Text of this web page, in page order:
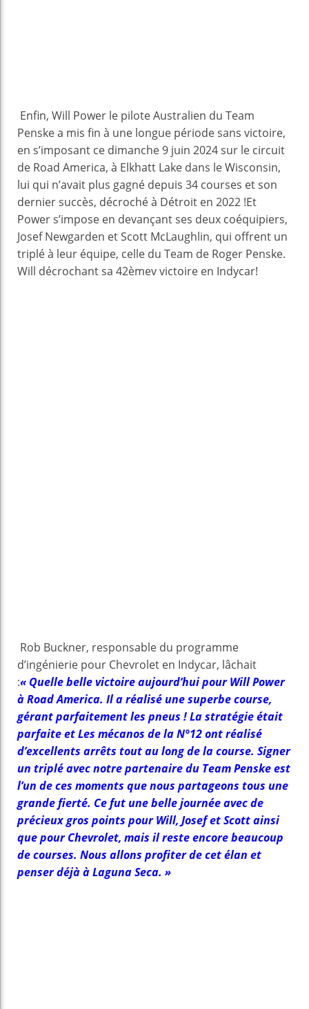
Enfin, Will Power le pilote Australien du Team
Penske a mis fin à une longue période sans victoire,
en s’imposant ce dimanche 9 juin 2024 sur le circuit
de Road America, à Elkhatt Lake dans le Wisconsin,
lui qui n’avait plus gagné depuis 34 courses et son
dernier succès, décroché à Détroit en 2022 !Et
Power s’impose en devançant ses deux coéquipiers,
Josef Newgarden et Scott McLaughlin, qui offrent un
triplé à leur équipe, celle du Team de Roger Penske.
Will décrochant sa 42èmev victoire en Indycar!
Rob Buckner, responsable du programme
d’ingénierie pour Chevrolet en Indycar, lâchait
:« Quelle belle victoire aujourd’hui pour Will Power
à Road America. Il a réalisé une superbe course,
gérant parfaitement les pneus ! La stratégie était
parfaite et Les mécanos de la N°12 ont réalisé
d’excellents arrêts tout au long de la course. Signer
un triplé avec notre partenaire du Team Penske est
l’un de ces moments que nous partageons tous une
grande fierté. Ce fut une belle journée avec de
précieux gros points pour Will, Josef et Scott ainsi
que pour Chevrolet, mais il reste encore beaucoup
de courses. Nous allons profiter de cet élan et
penser déjà à Laguna Seca. »